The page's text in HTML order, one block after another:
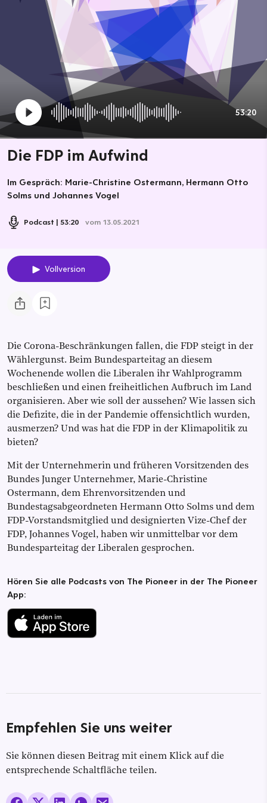
53:20
Die FDP im Aufwind
Im Gespräch: Marie-Christine Ostermann, Hermann Otto
Solms und Johannes Vogel
Podcast 53:20 vom 13.05.2021
Vollversion
Die Corona-Beschränkungen fallen, die FDP steigt in der
Wählergunst. Beim Bundesparteitag an diesem
Wochenende wollen die Liberalen ihr Wahlprogramm
beschließen und einen freiheitlichen Aufbruch im Land
organisieren. Aber wie soll der aussehen? Wie lassen sich
die Defizite, die in der Pandemie offensichtlich wurden,
ausmerzen? Und was hat die FDP in der Klimapolitik zu
bieten?
Mit der Unternehmerin und früheren Vorsitzenden des
Bundes Junger Unternehmer, Marie-Christine
Ostermann, dem Ehrenvorsitzenden und
Bundestagsabgeordneten Hermann Otto Solms und dem
FDP-Vorstandsmitglied und designierten Vize-Chef der
FDP, Johannes Vogel, haben wir unmittelbar vor dem
Bundesparteitag der Liberalen gesprochen.
Hören Sie alle Podcasts von The Pioneer in der The Pioneer
App:
Empfehlen Sie uns weiter
Sie können diesen Beitrag mit einem Klick auf die
entsprechende Schaltfläche teilen.